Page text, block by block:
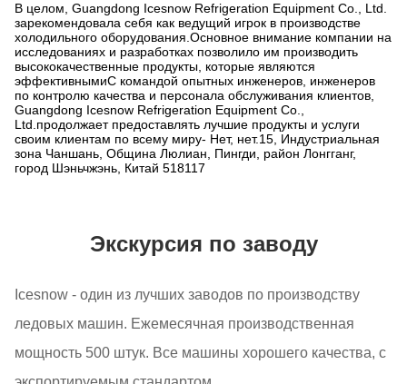
В целом, Guangdong Icesnow Refrigeration Equipment Co., Ltd.
зарекомендовала себя как ведущий игрок в производстве
холодильного оборудования.Основное внимание компании на
исследованиях и разработках позволило им производить
высококачественные продукты, которые являются
эффективнымиС командой опытных инженеров, инженеров
по контролю качества и персонала обслуживания клиентов,
Guangdong Icesnow Refrigeration Equipment Co.,
Ltd.продолжает предоставлять лучшие продукты и услуги
своим клиентам по всему миру- Нет, нет.15, Индустриальная
зона Чаншань, Община Люлиан, Пингди, район Лонгганг,
город Шэньчжэнь, Китай 518117
Экскурсия по заводу
Icesnow - один из лучших заводов по производству
ледовых машин. Ежемесячная производственная
мощность 500 штук. Все машины хорошего качества, с